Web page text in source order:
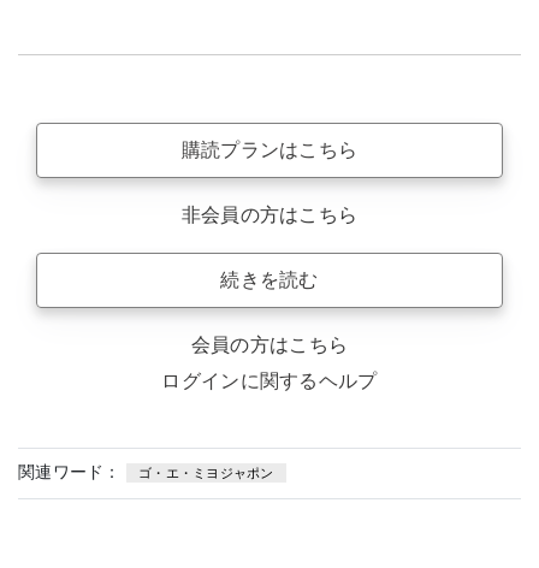
購読プランはこちら
非会員の方はこちら
続きを読む
会員の方はこちら
ログインに関するヘルプ
関連ワード： ゴ・エ・ミヨジャポン